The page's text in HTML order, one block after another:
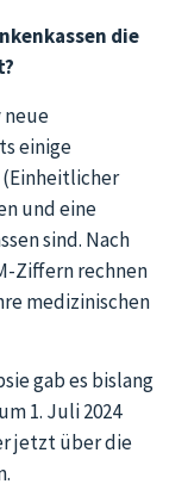
die
neue
einige
und eine
sind. Nach
Ziffern rechnen
medizinischen
gab es bislang
1. Juli 2024
jetzt über die